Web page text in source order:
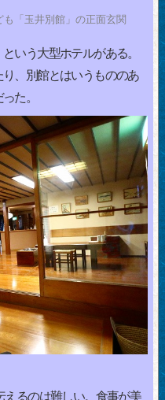
「玉井別館」の正面玄関
いう大型ホテルがある。
り、別館とはいうもののあ
た。
えるのは難しい。食事が美